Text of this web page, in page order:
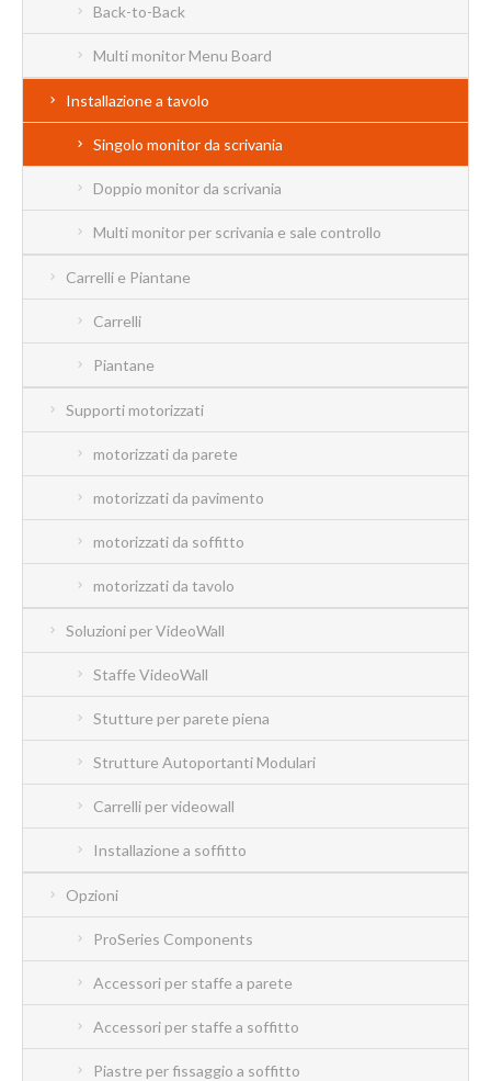
Back-to-Back
Multi monitor Menu Board
Installazione a tavolo
Singolo monitor da scrivania
Doppio monitor da scrivania
Multi monitor per scrivania e sale controllo
Carrelli e Piantane
Carrelli
Piantane
Supporti motorizzati
motorizzati da parete
motorizzati da pavimento
motorizzati da soffitto
motorizzati da tavolo
Soluzioni per VideoWall
Staffe VideoWall
Stutture per parete piena
Strutture Autoportanti Modulari
Carrelli per videowall
Installazione a soffitto
Opzioni
ProSeries Components
Accessori per staffe a parete
Accessori per staffe a soffitto
Piastre per fissaggio a soffitto